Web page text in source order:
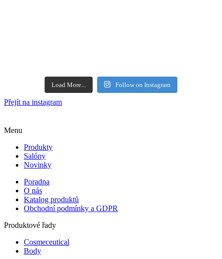
Load More... Follow on Instagram
Přejít na instagram
Menu
Produkty
Salóny
Novinky
Poradna
O nás
Katalog produktů
Obchodní podmínky a GDPR
Produktové řady
Cosmeceutical
Body